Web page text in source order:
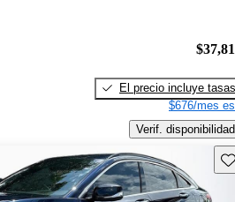
El precio incluye tasas
$676/mes
Verif. disponibilidad